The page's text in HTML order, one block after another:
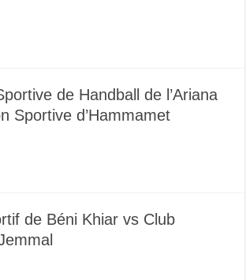
de Handball de l’Ariana
Sportive d’Hammamet
de Béni Khiar vs Club